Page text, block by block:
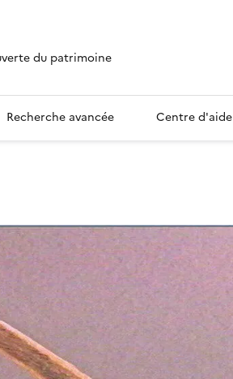
du patrimoine
Recherche avancée Centre d'aide